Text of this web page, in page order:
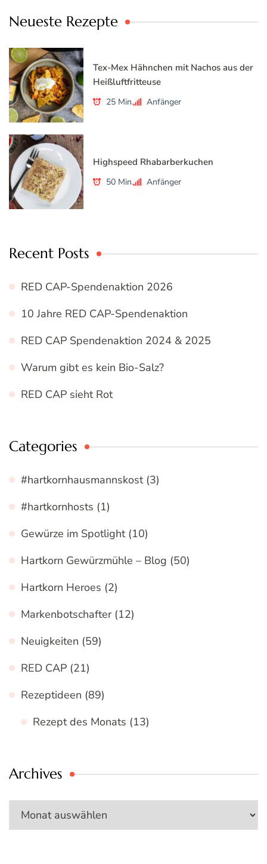
Neueste Rezepte
Tex-Mex Hähnchen mit Nachos aus der
Heißluftfritteuse
25 Min. Anfänger
Highspeed Rhabarberkuchen
50 Min. Anfänger
Recent Posts
RED CAP-Spendenaktion 2026
10 Jahre RED CAP-Spendenaktion
RED CAP Spendenaktion 2024 & 2025
Warum gibt es kein Bio-Salz?
RED CAP sieht Rot
Categories
#hartkornhausmannskost(3)
#hartkornhosts (1)
Gewürze im Spotlight(10)
Hartkorn Gewürzmühle – Blog (50)
Hartkorn Heroes (2)
Markenbotschafter(12)
Neuigkeiten (59)
RED CAP (21)
Rezeptideen (89)
Rezept des Monats (13)
Archives
Archives